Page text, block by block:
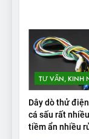
TƯ VẤN, KINH
Dây dò thử
cá sấu rất
tiềm ẩn nhiều